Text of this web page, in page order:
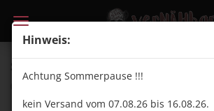
Hinweis:
Achtung Sommerpause !!!
kein Versand vom 07.08.26 bis 16.08.26.
Shadow Muffin - kleines Panel - Jersey
VN25092